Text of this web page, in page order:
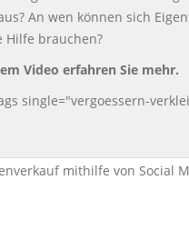
An wen können sich
Hilfe brauchen?
Video erfahren Sie mehr.
single="vergoessern-